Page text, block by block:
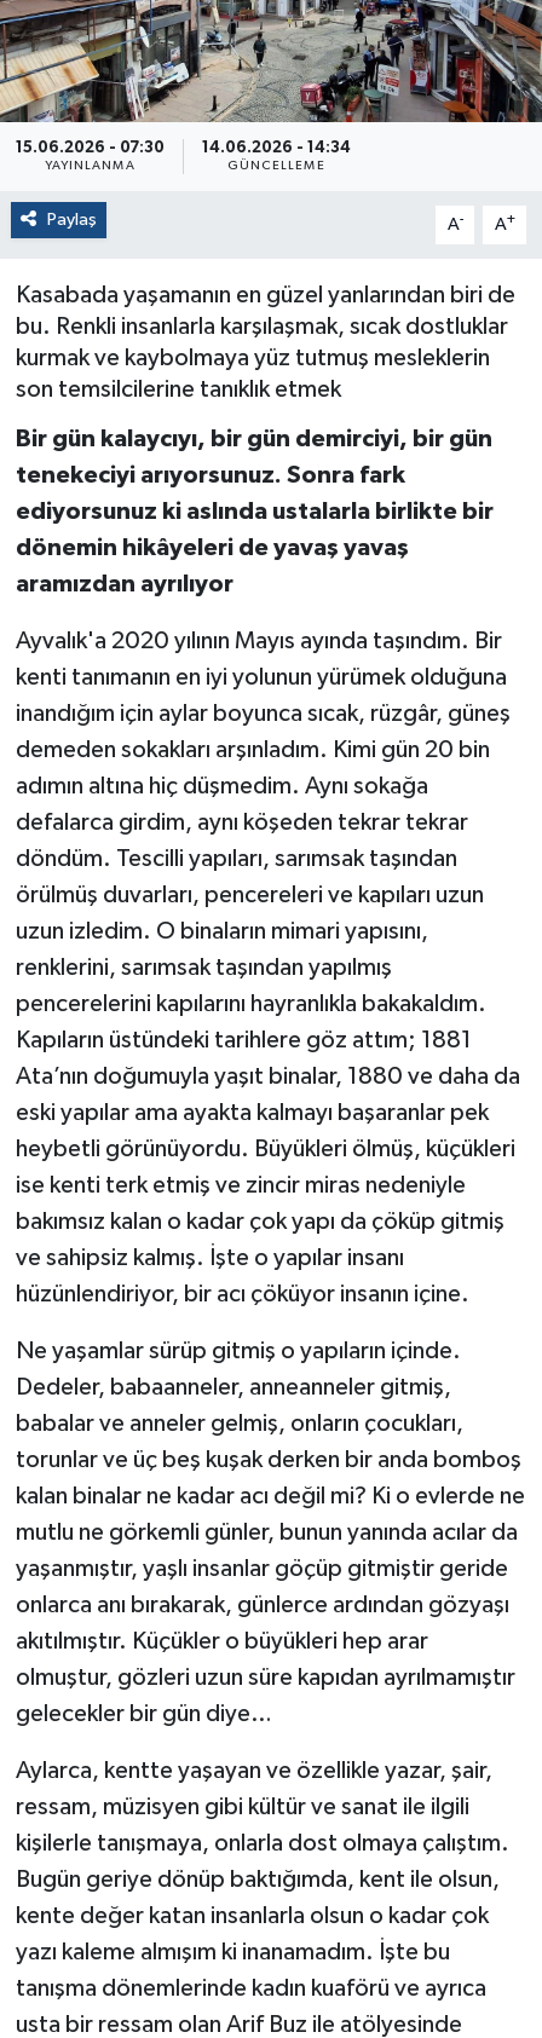
15.06.2026 - 07:30
YAYINLANMA
14.06.2026 - 14:34
GÜNCELLEME
Paylaş A- A+
Kasabada yaşamanın en güzel yanlarından biri de
bu. Renkli insanlarla karşılaşmak, sıcak dostluklar
kurmak ve kaybolmaya yüz tutmuş mesleklerin
son temsilcilerine tanıklık etmek
Bir gün kalaycıyı, bir gün demirciyi, bir gün
tenekeciyi arıyorsunuz. Sonra fark
ediyorsunuz ki aslında ustalarla birlikte bir
dönemin hikâyeleri de yavaş yavaş
aramızdan ayrılıyor
Ayvalık'a 2020 yılının Mayıs ayında taşındım. Bir
kenti tanımanın en iyi yolunun yürümek olduğuna
inandığım için aylar boyunca sıcak, rüzgâr, güneş
demeden sokakları arşınladım. Kimi gün 20 bin
adımın altına hiç düşmedim. Aynı sokağa
defalarca girdim, aynı köşeden tekrar tekrar
döndüm. Tescilli yapıları, sarımsak taşından
örülmüş duvarları, pencereleri ve kapıları uzun
uzun izledim. O binaların mimari yapısını,
renklerini, sarımsak taşından yapılmış
pencerelerini kapılarını hayranlıkla bakakaldım.
Kapıların üstündeki tarihlere göz attım; 1881
Ata’nın doğumuyla yaşıt binalar, 1880 ve daha da
eski yapılar ama ayakta kalmayı başaranlar pek
heybetli görünüyordu. Büyükleri ölmüş, küçükleri
ise kenti terk etmiş ve zincir miras nedeniyle
bakımsız kalan o kadar çok yapı da çöküp gitmiş
ve sahipsiz kalmış. İşte o yapılar insanı
hüzünlendiriyor, bir acı çöküyor insanın içine.
Ne yaşamlar sürüp gitmiş o yapıların içinde.
Dedeler, babaanneler, anneanneler gitmiş,
babalar ve anneler gelmiş, onların çocukları,
torunlar ve üç beş kuşak derken bir anda bomboş
kalan binalar ne kadar acı değil mi? Ki o evlerde ne
mutlu ne görkemli günler, bunun yanında acılar da
yaşanmıştır, yaşlı insanlar göçüp gitmiştir geride
onlarca anı bırakarak, günlerce ardından gözyaşı
akıtılmıştır. Küçükler o büyükleri hep arar
olmuştur, gözleri uzun süre kapıdan ayrılmamıştır
gelecekler bir gün diye…
Aylarca, kentte yaşayan ve özellikle yazar, şair,
ressam, müzisyen gibi kültür ve sanat ile ilgili
kişilerle tanışmaya, onlarla dost olmaya çalıştım.
Bugün geriye dönüp baktığımda, kent ile olsun,
kente değer katan insanlarla olsun o kadar çok
yazı kaleme almışım ki inanamadım. İşte bu
tanışma dönemlerinde kadın kuaförü ve ayrıca
usta bir ressam olan Arif Buz ile atölyesinde